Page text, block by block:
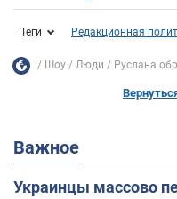
Теги Редакционная
Шоу Люди Руслана
Важное
Украинцы массово